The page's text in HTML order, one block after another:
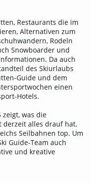
Restaurants die im
Alternativen zum
Rodeln
Snowboarder und
Da auch
des Skiurlaubs
Guide und dem
einen
Hotels.
zeigt, was die
derzeit alles drauf hat.
Seilbahnen top. Um
Guide-Team auch
und kreative